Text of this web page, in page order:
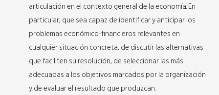
articulación en el contexto general de la economía. En
particular, que sea capaz de identificar y anticipar los
problemas económico-financieros relevantes en
cualquier situación concreta, de discutir las alternativas
que faciliten su resolución, de seleccionar las más
adecuadas a los objetivos marcados por la organización
y de evaluar el resultado que produzcan.